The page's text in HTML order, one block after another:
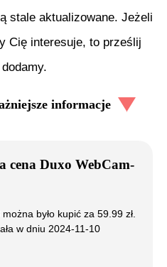
stale aktualizowane. Jeżeli
Cię interesuje, to prześlij
informacje
cena Duxo WebCam-
można było kupić za 59.99 zł.
w dniu 2024-11-10